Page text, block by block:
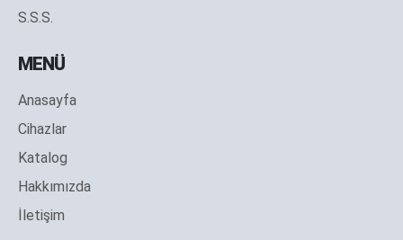
S.S.S.
MENÜ
Anasayfa
Cihazlar
Katalog
Hakkımızda
İletişim